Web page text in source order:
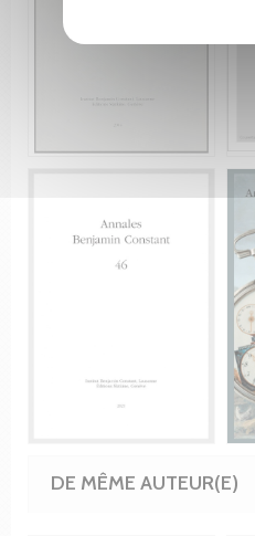
DE MÊME AUTEUR(E)